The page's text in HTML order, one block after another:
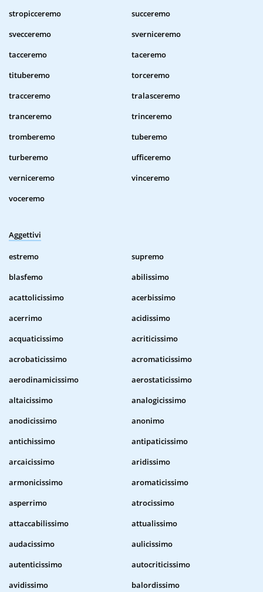
stropicceremo
succeremo
svecceremo
sverniceremo
tacceremo
taceremo
tituberemo
torceremo
tracceremo
tralasceremo
tranceremo
trinceremo
tromberemo
tuberemo
turberemo
ufficeremo
verniceremo
vinceremo
voceremo
Aggettivi
estremo
supremo
blasfemo
abilissimo
acattolicissimo
acerbissimo
acerrimo
acidissimo
acquaticissimo
acriticissimo
acrobaticissimo
acromaticissimo
aerodinamicissimo
aerostaticissimo
altaicissimo
analogicissimo
anodicissimo
anonimo
antichissimo
antipaticissimo
arcaicissimo
aridissimo
armonicissimo
aromaticissimo
asperrimo
atrocissimo
attaccabilissimo
attualissimo
audacissimo
aulicissimo
autenticissimo
autocriticissimo
avidissimo
balordissimo